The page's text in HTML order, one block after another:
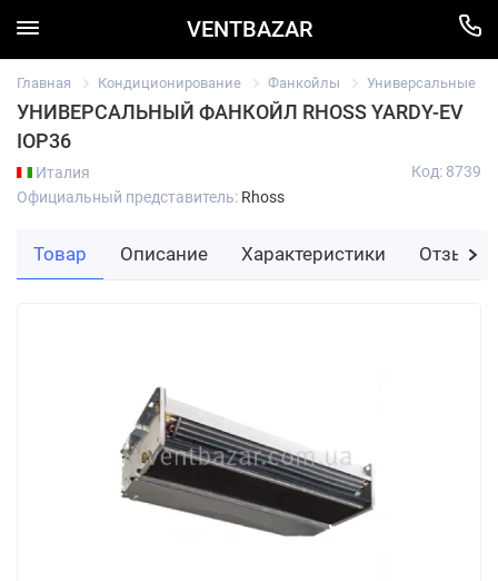
VENTBAZAR
Главная Кондиционирование Фанкойлы Универсальные
УНИВЕРСАЛЬНЫЙ ФАНКОЙЛ RHOSS YARDY-EV
IOP36
Италия
Официальный представитель: Rhoss
Код: 8739
Товар Описание Характеристики Отзывы